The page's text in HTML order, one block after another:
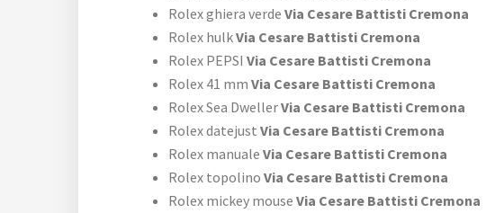
Rolex ghiera verde Via Cesare Battisti Cremona
Rolex hulkVia Cesare Battisti Cremona
Rolex PEPSI Via Cesare Battisti Cremona
Rolex 41 mm Via Cesare Battisti Cremona
Rolex Sea DwellerVia Cesare Battisti Cremona
Rolex datejust Via Cesare Battisti Cremona
Rolex manuale Via Cesare Battisti Cremona
Rolex topolino Via Cesare Battisti Cremona
Rolex mickey mouse Via Cesare Battisti Cremona